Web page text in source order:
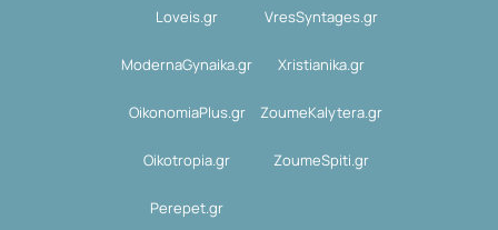
Loveis.gr VresSyntages.gr
ModernaGynaika.gr Xristianika.gr
OikonomiaPlus.gr ZoumeKalytera.gr
Oikotropia.gr ZoumeSpiti.gr
Perepet.gr